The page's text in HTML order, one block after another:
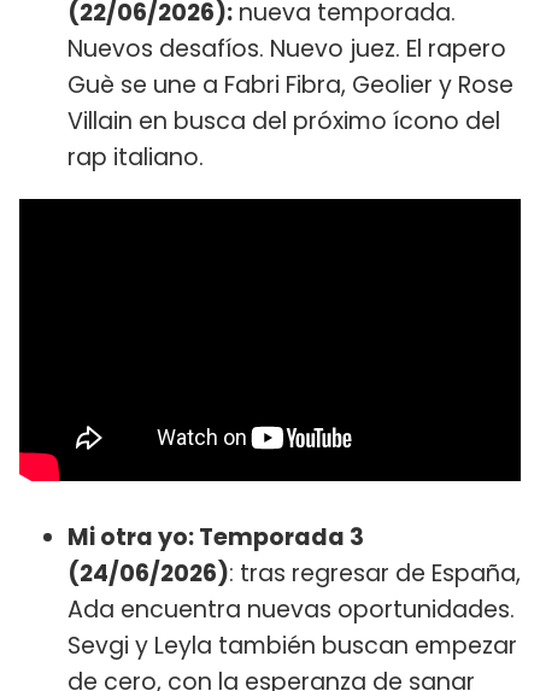
(22/06/2026): nueva temporada.
Nuevos desafíos. Nuevo juez. El rapero
Guè se une a Fabri Fibra, Geolier y Rose
Villain en busca del próximo ícono del
rap italiano.
Mi otra yo: Temporada 3
(24/06/2026): tras regresar de España,
Ada encuentra nuevas oportunidades.
Sevgi y Leyla también buscan empezar
de cero, con la esperanza de sanar